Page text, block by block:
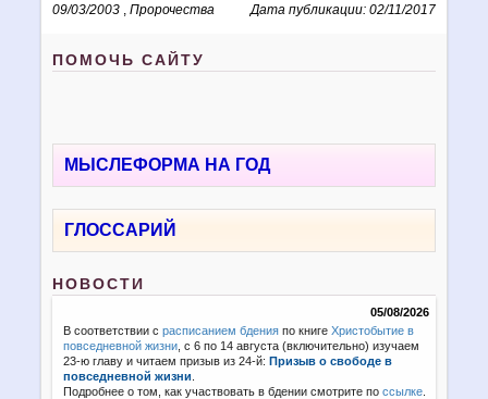
09/03/2003 Дата публикации: 02/11/2017
,Пророчества
ПОМОЧЬ САЙТУ
МЫСЛЕФОРМА НА ГОД
ГЛОССАРИЙ
НОВОСТИ
05/08/2026
В соответствии срасписанием бдения по книгеХристобытие в
повседневной жизни , с 6 по 14 августа (включительно) изучаем
23-ю главу и читаем призыв из 24-й:Призыв о свободе в
повседневной жизни
Подробнее о том, как участвовать в бдении смотрите поссылке